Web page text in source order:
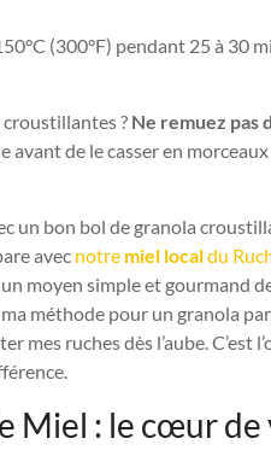
(300°F) pendant 25 à 30
? Ne remuez pas
de le casser en
un bon bol de granola
avec notre miel localdu
moyen simple et gourmand
méthode pour un granola
mes ruches dès l’aube. C’est
Miel : le cœur